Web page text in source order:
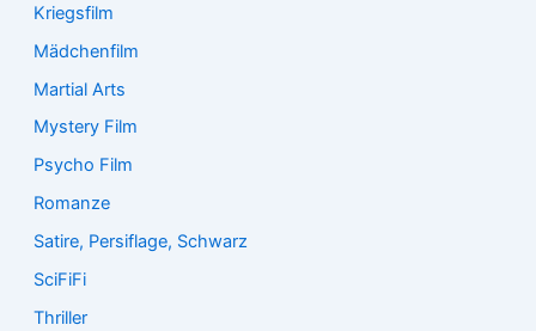
Kriegsfilm
Mädchenfilm
Martial Arts
Mystery Film
Psycho Film
Romanze
Satire, Persiflage, Schwarz
SciFiFi
Thriller